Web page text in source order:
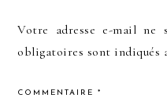
Votre adresse e-mail ne
obligatoires sont indiqués
COMMENTAIRE*